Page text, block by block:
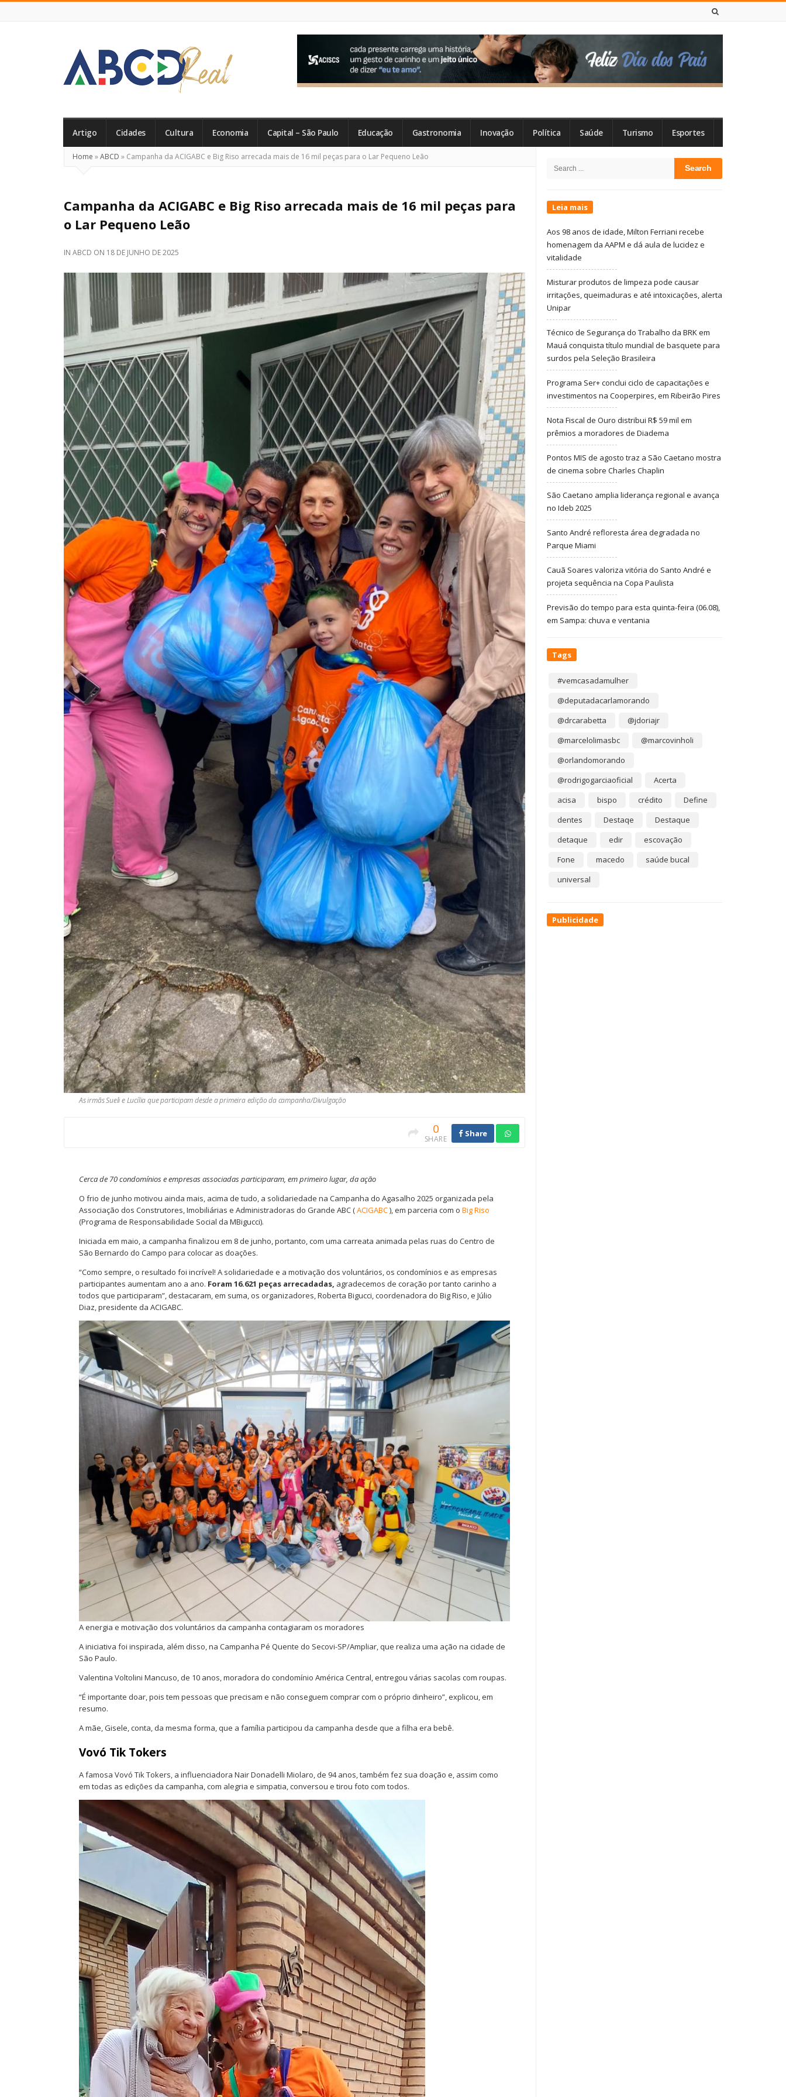
Real
Artigo Cidades Cultura Economia Capital – São Paulo Educação Gastronomia Inovação Política Saúde Turismo Esportes
Home »ABCD » Campanha da ACIGABC e Big Riso arrecada mais de 16 mil peças para o Lar Pequeno Leão
Campanha da ACIGABC e Big Riso arrecada mais de 16 mil peças para
o Lar Pequeno Leão
IN ABCD ON 18 DE JUNHO DE 2025
As irmãs Sueli e Lucília que participam desde a primeira edição da campanha/Divulgação
0
SHARE
Share
Cerca de 70 condomínios e empresas associadas participaram, em primeiro lugar, da ação
O frio de junho motivou ainda mais, acima de tudo, a solidariedade na Campanha do Agasalho 2025 organizada pela
Associação dos Construtores, Imobiliárias e Administradoras do Grande ABC (ACIGABC), em parceria com o Big Riso
(Programa de Responsabilidade Social da MBigucci).
Iniciada em maio, a campanha finalizou em 8 de junho, portanto, com uma carreata animada pelas ruas do Centro de
São Bernardo do Campo para colocar as doações.
“Como sempre, o resultado foi incrível! A solidariedade e a motivação dos voluntários, os condomínios e as empresas
participantes aumentam ano a ano. Foram 16.621 peças arrecadadas, agradecemos de coração por tanto carinho a
todos que participaram”, destacaram, em suma, os organizadores, Roberta Bigucci, coordenadora do Big Riso, e Júlio
Diaz, presidente da ACIGABC.
A energia e motivação dos voluntários da campanha contagiaram os moradores
A iniciativa foi inspirada, além disso, na Campanha Pé Quente do Secovi-SP/Ampliar, que realiza uma ação na cidade de
São Paulo.
Valentina Voltolini Mancuso, de 10 anos, moradora do condomínio América Central, entregou várias sacolas com roupas.
“É importante doar, pois tem pessoas que precisam e não conseguem comprar com o próprio dinheiro”, explicou, em
resumo.
A mãe, Gisele, conta, da mesma forma, que a família participou da campanha desde que a filha era bebê.
Vovó Tik Tokers
A famosa Vovó Tik Tokers, a influenciadora Nair Donadelli Miolaro, de 94 anos, também fez sua doação e, assim como
em todas as edições da campanha, com alegria e simpatia, conversou e tirou foto com todos.
Sidebar
Search
Leia mais
Aos 98 anos de idade, Milton Ferriani recebe
homenagem da AAPM e dá aula de lucidez e
vitalidade
Misturar produtos de limpeza pode causar
irritações, queimaduras e até intoxicações, alerta
Unipar
Técnico de Segurança do Trabalho da BRK em
Mauá conquista título mundial de basquete para
surdos pela Seleção Brasileira
Programa Ser+ conclui ciclo de capacitações e
investimentos na Cooperpires, em Ribeirão Pires
Nota Fiscal de Ouro distribui R$ 59 mil em
prêmios a moradores de Diadema
Pontos MIS de agosto traz a São Caetano mostra
de cinema sobre Charles Chaplin
São Caetano amplia liderança regional e avança
no Ideb 2025
Santo André refloresta área degradada no
Parque Miami
Cauã Soares valoriza vitória do Santo André e
projeta sequência na Copa Paulista
Previsão do tempo para esta quinta-feira (06.08),
em Sampa: chuva e ventania
Tags
#vemcasadamulher
@deputadacarlamorando
@drcarabetta
@jdoriajr
@marcelolimasbc
@marcovinholi
@orlandomorando
@rodrigogarciaoficial
Acerta
acisa
bispo crédito
Define
dentes
Destaqe
Destaque
detaque
edir
escovação
Fone
macedo
saúde bucal
universal
Publicidade